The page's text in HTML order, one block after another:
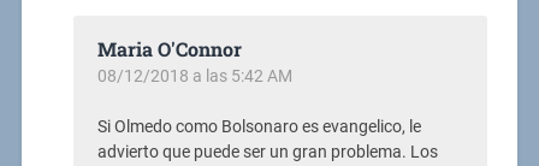
Maria O'Connor
08/12/2018 a las 5:42 AM
Si Olmedo como Bolsonaro es evangelico, le
advierto que puede ser un gran problema. Los